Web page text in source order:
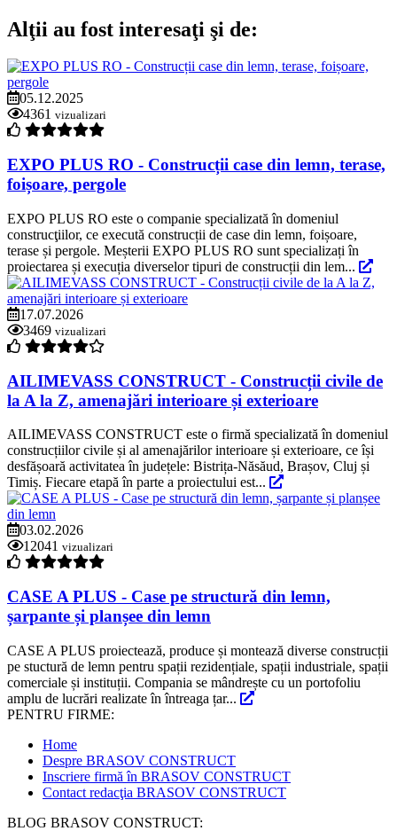
Alţii au fost interesaţi şi de:
05.12.2025
4361 vizualizari
EXPO PLUS RO - Construcții case din lemn, terase,
foișoare, pergole
EXPO PLUS RO este o companie specializată în domeniul
construcţiilor, ce execută construcții de case din lemn, foișoare,
terase și pergole. Meșterii EXPO PLUS RO sunt specializați în
proiectarea și execuția diverselor tipuri de construcții din lem...
17.07.2026
3469 vizualizari
AILIMEVASS CONSTRUCT - Construcții civile de
la A la Z, amenajări interioare și exterioare
AILIMEVASS CONSTRUCT este o firmă specializată în domeniul
construcțiilor civile și al amenajărilor interioare și exterioare, ce își
desfășoară activitatea în județele: Bistrița-Năsăud, Brașov, Cluj și
Timiș. Fiecare etapă în parte a proiectului est...
03.02.2026
12041 vizualizari
CASE A PLUS - Case pe structură din lemn,
șarpante și planșee din lemn
CASE A PLUS proiectează, produce și montează diverse construcții
pe stuctură de lemn pentru spații rezidențiale, spații industriale, spații
comerciale și instituții. Compania se mândrește cu un portofoliu
amplu de lucrări realizate în întreaga țar...
PENTRU FIRME:
Home
Despre BRASOV CONSTRUCT
Inscriere firmă în BRASOV CONSTRUCT
Contact redacţia BRASOV CONSTRUCT
BLOG BRASOV CONSTRUCT: